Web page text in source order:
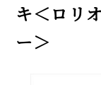
キ＜ロリ
ー＞